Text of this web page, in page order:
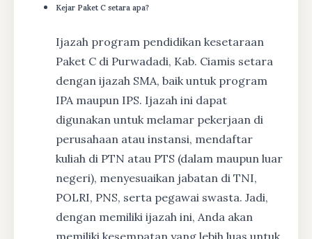
Kejar Paket C setara apa?
Ijazah program pendidikan kesetaraan
Paket C di Purwadadi, Kab. Ciamis setara
dengan ijazah SMA, baik untuk program
IPA maupun IPS. Ijazah ini dapat
digunakan untuk melamar pekerjaan di
perusahaan atau instansi, mendaftar
kuliah di PTN atau PTS (dalam maupun luar
negeri), menyesuaikan jabatan di TNI,
POLRI, PNS, serta pegawai swasta. Jadi,
dengan memiliki ijazah ini, Anda akan
memiliki kesempatan yang lebih luas untuk